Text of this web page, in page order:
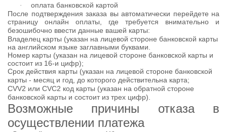
·
оплата банковской картой
После подтверждения заказа вы автоматически перейдете на
страницу онлайн оплаты, где требуется внимательно и
безошибочно ввести данные вашей карты:
Владелец карты (указан на лицевой стороне банковской карты
на английском языке заглавными буквами.
Номер карты (указан на лицевой стороне банковской карты и
состоит из 16-и цифр);
Срок действия карты (указан на лицевой стороне банковской
карты - месяц и год, до которого действительна карта;
CVV2 или CVC2 код карты (указан на обратной стороне
банковской карты и состоит из трех цифр).
Возможные причины отказа в
осуществлении платежа